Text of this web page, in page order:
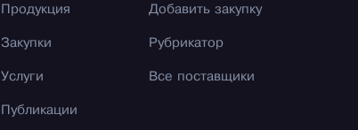
Продукция
Закупки
Услуги
Публикации
Добавить закупку
Рубрикатор
Все поставщики